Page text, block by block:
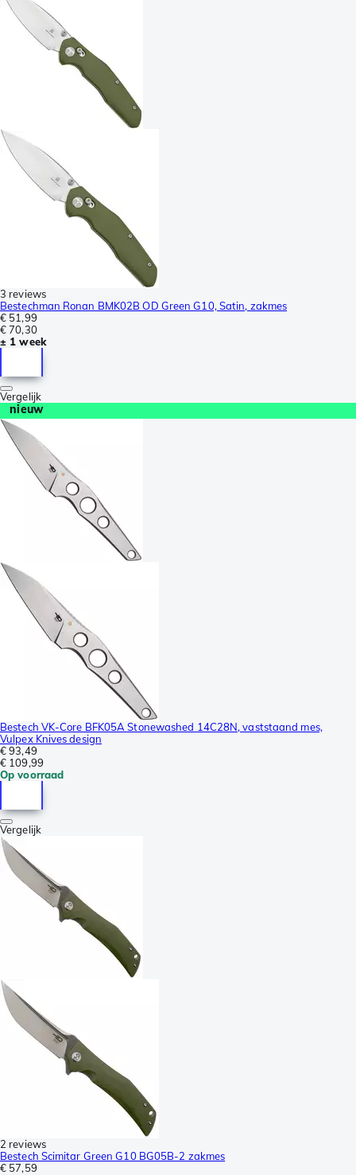
3 reviews
Bestechman Ronan BMK02B OD Green G10, Satin, zakmes
€ 51,99
€ 70,30
± 1 week
Vergelijk
nieuw
Bestech VK-Core BFK05A Stonewashed 14C28N, vaststaand mes,
Vulpex Knives design
€ 93,49
€ 109,99
Op voorraad
Vergelijk
2 reviews
Bestech Scimitar Green G10 BG05B-2 zakmes
€ 57,59